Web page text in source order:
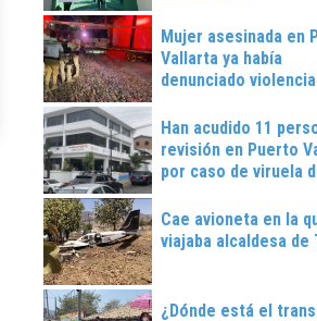
Mujer asesinada en
Vallarta ya había
denunciado violencia
Han acudido 11
revisión en Puerto
por caso de viruela
Cae avioneta en la
viajaba alcaldesa de
¿Dónde está el